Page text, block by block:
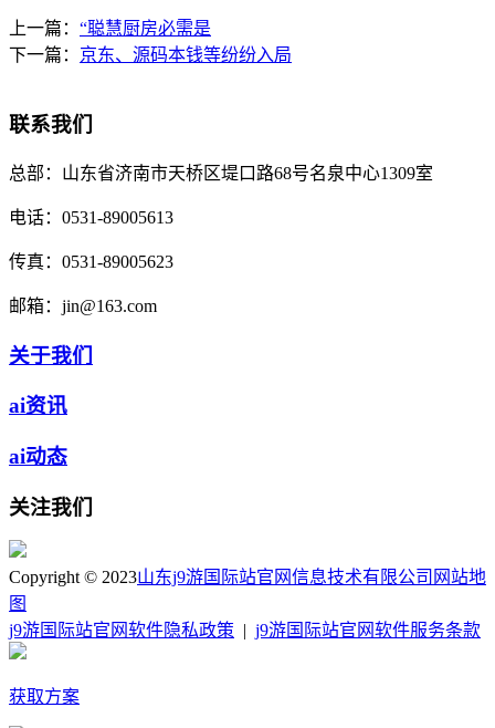
上一篇： “聪慧厨房必需是
下一篇： 京东、源码本钱等纷纷入局
联系我们
总部： 山东省济南市天桥区堤口路68号名泉中心1309室
电话： 0531-89005613
传真： 0531-89005623
邮箱： jin@163.com
关于我们
ai资讯
ai动态
关注我们
Copyright © 2023山东j9游国际站官网信息技术有限公司 网站地
图
j9游国际站官网软件隐私政策
j9游国际站官网软件服务条款
获取方案